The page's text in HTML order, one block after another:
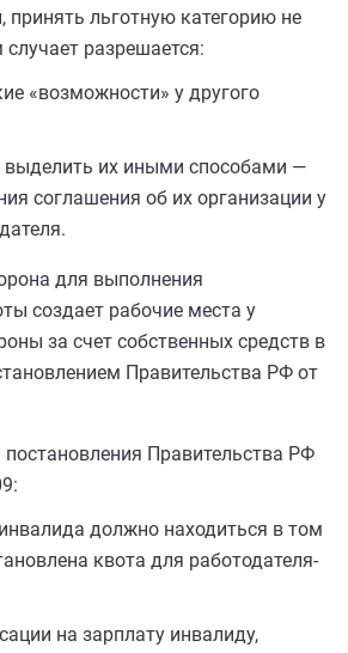
принять льготную категорию не
разрешается:
«возможности» у другого
выделить их иными способами —
соглашения об их организации у
для выполнения
создает рабочие места у
за счет собственных средств в
Правительства РФ от
Правительства РФ
должно находиться в том
квота для работодателя-
на зарплату инвалиду,